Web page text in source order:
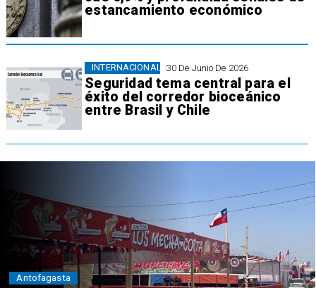
estancamiento económico
30 De Junio De 2026
Seguridad tema central para el
éxito del corredor bioceánico
entre Brasil y Chile
INTERNACIONAL
Antofagasta